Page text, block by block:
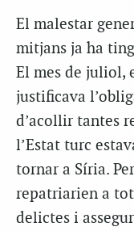
El malestar
mitjans ja ha
El mes de juliol,
justificava
d’acollir tantes
l’Estat turc
tornar a Síria.
repatriarien a
delictes i